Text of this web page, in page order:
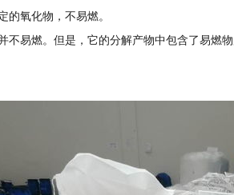
的氧化物，不易燃。
不易燃。但是，它的分解产物中包含了易燃